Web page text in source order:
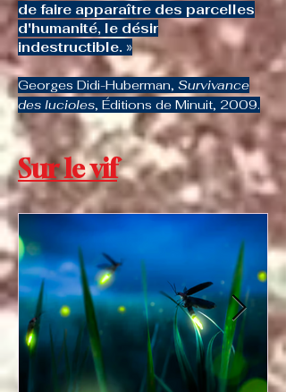
de faire apparaître des parcelles
d'humanité, le désir
indestructible. »
Georges Didi-Huberman, Survivance
des lucioles, Éditions de Minuit, 2009.
Sur le vif